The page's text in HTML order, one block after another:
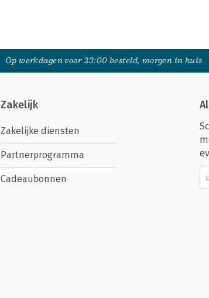
Op werkdagen voor 23:00 besteld, morgen in huis
Zakelijk
Zakelijke diensten
Partnerprogramma
Cadeaubonnen